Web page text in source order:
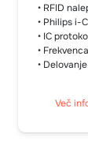
• RFID
• Philips i-
• IC
•
•
Več